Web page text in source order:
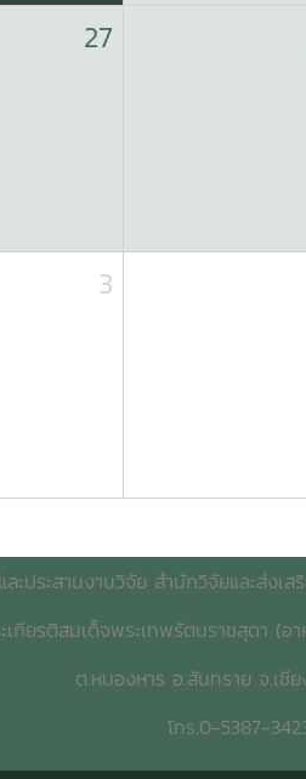
27
3
ะประสานงานวิจัย สำนักวิจัยและส่งเ
กียรติสมเด็จพระเทพรัตนราชสุดา (อ
ต.หนองหาร อ.สันทราย จ.เชี
โทร.0-5387-